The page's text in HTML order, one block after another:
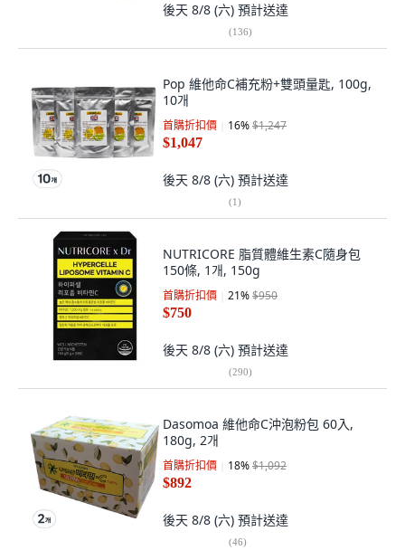
後天 8/8 (六) 預計送達
(136)
Pop 維他命C補充粉+雙頭量匙, 100g,
10개
首購折扣價 16%$1,247
$1,047
後天 8/8 (六) 預計送達
(1)
NUTRICORE 脂質體維生素C隨身包
150條, 1개, 150g
首購折扣價 21%$950
$750
後天 8/8 (六) 預計送達
(290)
Dasomoa 維他命C沖泡粉包 60入,
180g, 2개
首購折扣價 18%$1,092
$892
後天 8/8 (六) 預計送達
(46)